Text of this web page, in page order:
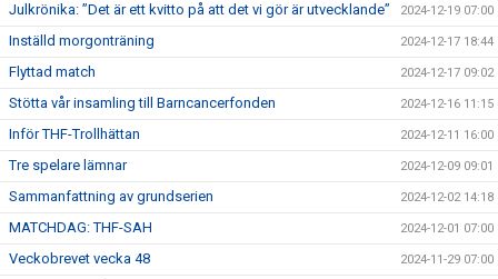
Julkrönika: ”Det är ett kvitto på att det vi gör är utvecklande” 2024-12-19 07:00
Inställd morgonträning 2024-12-17 18:44
Flyttad match 2024-12-17 09:02
Stötta vår insamling till Barncancerfonden 2024-12-16 11:15
Inför THF-Trollhättan 2024-12-11 16:00
Tre spelare lämnar 2024-12-09 09:01
Sammanfattning av grundserien 2024-12-02 14:18
MATCHDAG: THF-SAH 2024-12-01 07:00
Veckobrevet vecka 48 2024-11-29 07:00